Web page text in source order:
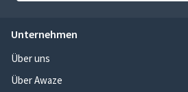
Unternehmen
Über uns
Über Awaze